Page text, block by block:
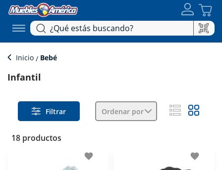
Inicio Bebé
Infantil
Filtrar Ordenar por
18 productos
favorite favorite